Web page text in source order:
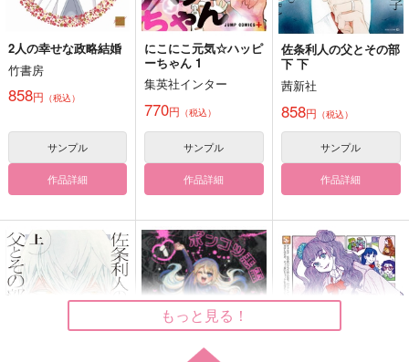
Nel mio cuore
犬猫サンドイッチ
385 （税込）
安室透×榎本梓
サンプル
トロイメライ
787 （税込）
夢野幻太郎×有栖川帝統
サンプル
＆
787円（税込）
イデア・シュラウド
サンプル
サンプル
カート
サンプル
カート
サンプル
カート
これ、恋かな？
円（税込）
あふるる恋慕
ATARAYO
専売 472円（税込）
髭切×審神者
インテリジェンス・サ
イクル10（下）
2人の幸せな政略結婚
竹書房
858円 （税込）
サンプル
作品詳細
にこにこ元気☆ハッピ
ーちゃん 1
集英社インター
770円 （税込）
サンプル
作品詳細
佐条利人の父とその部
下 下
茜新社
858円 （税込）
サンプル
作品詳細
もっと見る！